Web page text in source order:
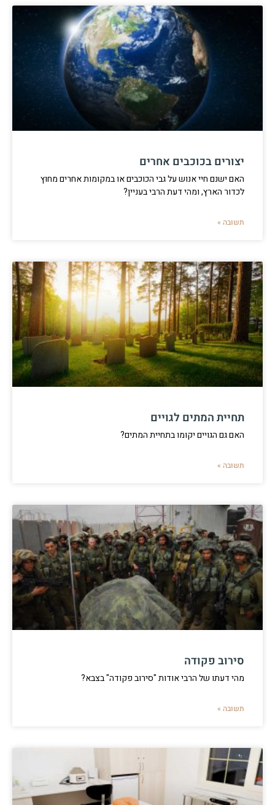
יצורים בכוכבים אחרים
האם ישנם חיי אנוש על גבי הכוכבים או במקומות אחרים מחוץ
לכדור הארץ, ומהי דעת הרבי בעניין?
תשובה »
תחיית המתים לגויים
האם גם הגויים יקומו בתחיית המתים?
תשובה »
סירוב פקודה
מהי דעתו של הרבי אודות "סירוב פקודה" בצבא?
תשובה »